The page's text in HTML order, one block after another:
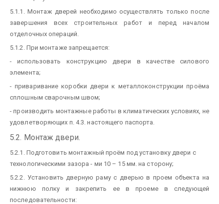
5.1.1. Монтаж дверей необходимо осуществлять только после
завершения всех строительных работ и перед началом
отделочных операций.
5.1.2. При монтаже запрещается:
- использовать конструкцию двери в качестве силового
элемента;
- приваривание коробки двери к металлоконструкции проёма
сплошным сварочным швом;
- производить монтажные работы в климатических условиях, не
удовлетворяющих п. 4.3. настоящего паспорта.
5.2. Монтаж двери.
5.2.1. Подготовить монтажный проём под установку двери с
технологическими зазора - ми 10 – 15 мм. на сторону;
5.2.2. Установить дверную раму с дверью в проем объекта на
нижнюю полку и закрепить ее в проеме в следующей
последовательности: